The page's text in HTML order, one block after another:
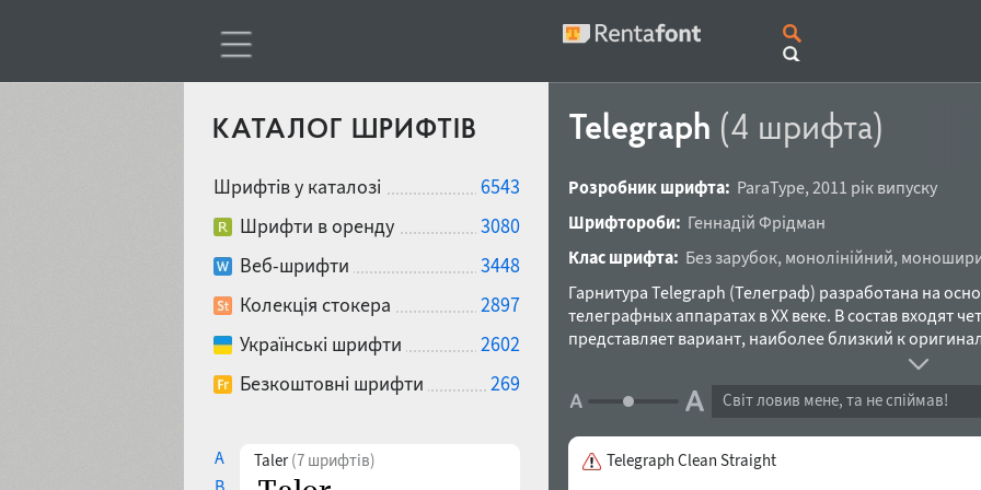
КАТАЛОГ ШРИФТІВ
Шрифтів у каталозі
6543
Шрифти в оренду
3080
Веб-шрифти
3448
Колекція стокера
2897
Українські шрифти
2602
Безкоштовні шрифти
269
A
B
Taler(7 шрифтів)
Telegraph (4 шрифта)
Розробник шрифта: ParaType, 2011 рік випуску
Шрифтороби: Геннадій Фрідман
Клас шрифта: Без зарубок, монолінійний,
Гарнитура Telegraph (Телеграф) разработана на
телеграфных аппаратах в ХХ веке. В состав входят
представляет вариант, наиболее близкий к
дефектами позиционирования знаков и ростиска
по базовой линии. Начертание Clean Straight — и
поддерживает западноевропейскую и
содержит расширенный комплект служебных
Світ ловив мене, та не спіймав!
Telegraph Clean Straight